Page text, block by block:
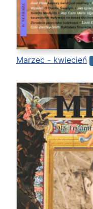
Marzec - kwiecień